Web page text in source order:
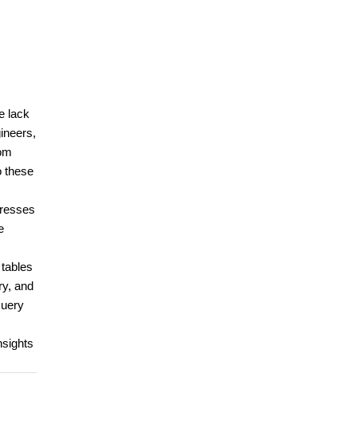
lack
these
and